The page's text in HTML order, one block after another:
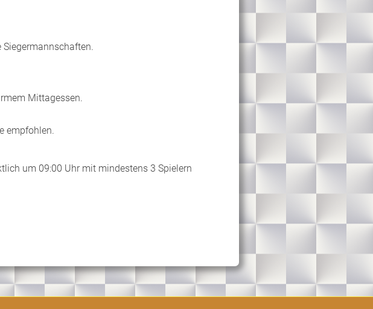
Siegermannschaften.
Mittagessen.
empfohlen.
um 09:00 Uhr mit mindestens 3 Spielern